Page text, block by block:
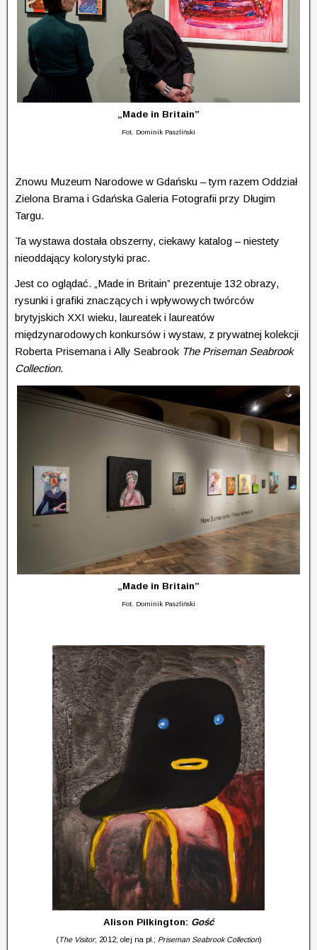
„Made in Britain”
Fot. Dominik Paszliński
Znowu Muzeum Narodowe w Gdańsku – tym razem Oddział
Zielona Brama i Gdańska Galeria Foto­gra­fii przy Długim
Targu.
Ta wystawa dostała obszerny, ciekawy katalog – niestety
nieoddający kolorystyki prac.
Jest co oglądać. „Made in Britain” prezentuje 132 obrazy,
rysunki i grafiki znaczących i wpływowych twór­ców
brytyjskich XXI wieku, laureatek i laureatów
międzynarodowych konkursów i wystaw, z pry­wat­nej kolekcji
Roberta Prisemana i Ally Seabrook The Priseman Seabrook
Collection.
„Made in Britain”
Fot. Dominik Paszliński
Alison Pilkington: Gość
(The Visitor; 2012; olej na pł.; Priseman Seabrook Collection)